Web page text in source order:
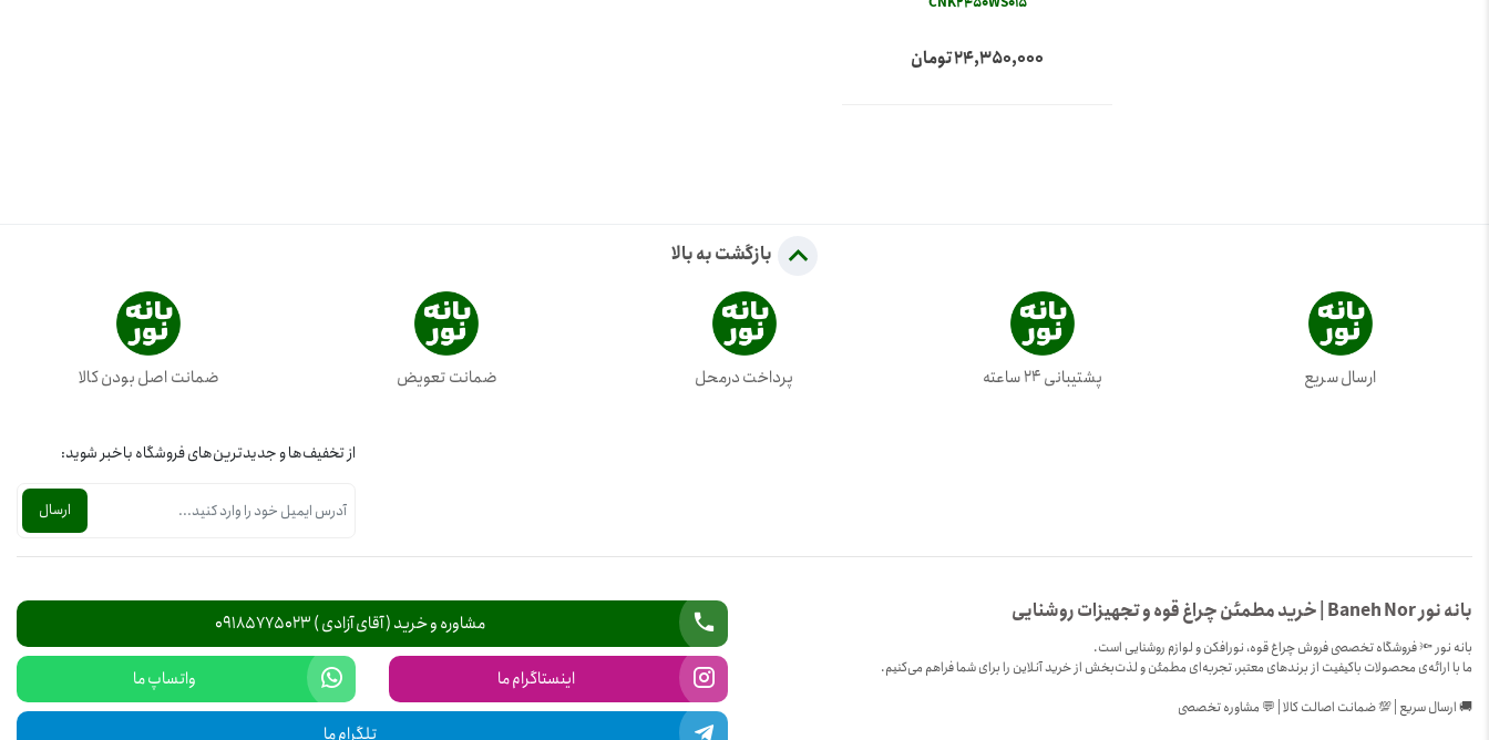
24,350,000 تومان
بازگشت به بالا
ارسال سریع پشتیبانی 24 ساعته پرداخت درمحل ضمانت تعویض ضمانت اصل بودن کالا
از تخفیف‌ها و جدیدترین‌های فروشگاه باخبر شوید:
بانه نور Baneh Nor | خرید مطمئن چراغ قوه و تجهیزات روشنایی
بانه نور 🔦 فروشگاه تخصصی فروش چراغ قوه، نورافکن و لوازم روشنایی است.
ما با ارائه‌ی محصولات باکیفیت از برندهای معتبر، تجربه‌ای مطمئن و لذت‌بخش از خرید آنلاین را برای شما فراهم می‌کنیم.
🚚 ارسال سریع | 💯 ضمانت اصالت کالا | 💬 مشاوره تخصصی
مشاوره و خرید ( آقای آزادی ) 09185775023
اینستاگرام ما واتساپ ما
تلگرام ما